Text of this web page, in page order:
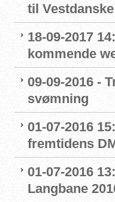
til
18-09-2017
kommende
09-09-2016 -
svømning
01-07-2016
fremtidens
01-07-2016
Langbane